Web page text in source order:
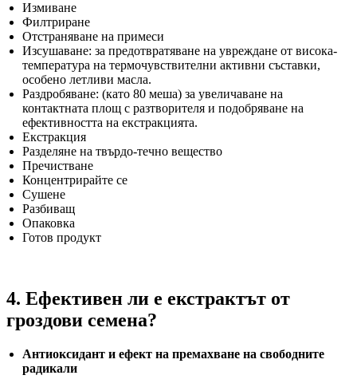
Измиване
Филтриране
Отстраняване на примеси
Изсушаване: за предотвратяване на увреждане от висока-
температура на термочувствителни активни съставки,
особено летливи масла.
Раздробяване: (като 80 меша) за увеличаване на
контактната площ с разтворителя и подобряване на
ефективността на екстракцията.
Екстракция
Разделяне на твърдо-течно вещество
Пречистване
Концентрирайте се
Сушене
Разбиващ
Опаковка
Готов продукт
4. Ефективен ли е екстрактът от
гроздови семена?
Антиоксидант и ефект на премахване на свободните
радикали